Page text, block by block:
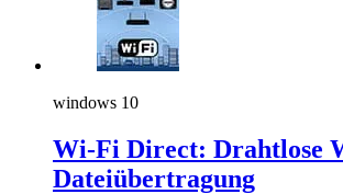
windows 10
Wi-Fi Direct: Drahtlose
Dateiübertragung